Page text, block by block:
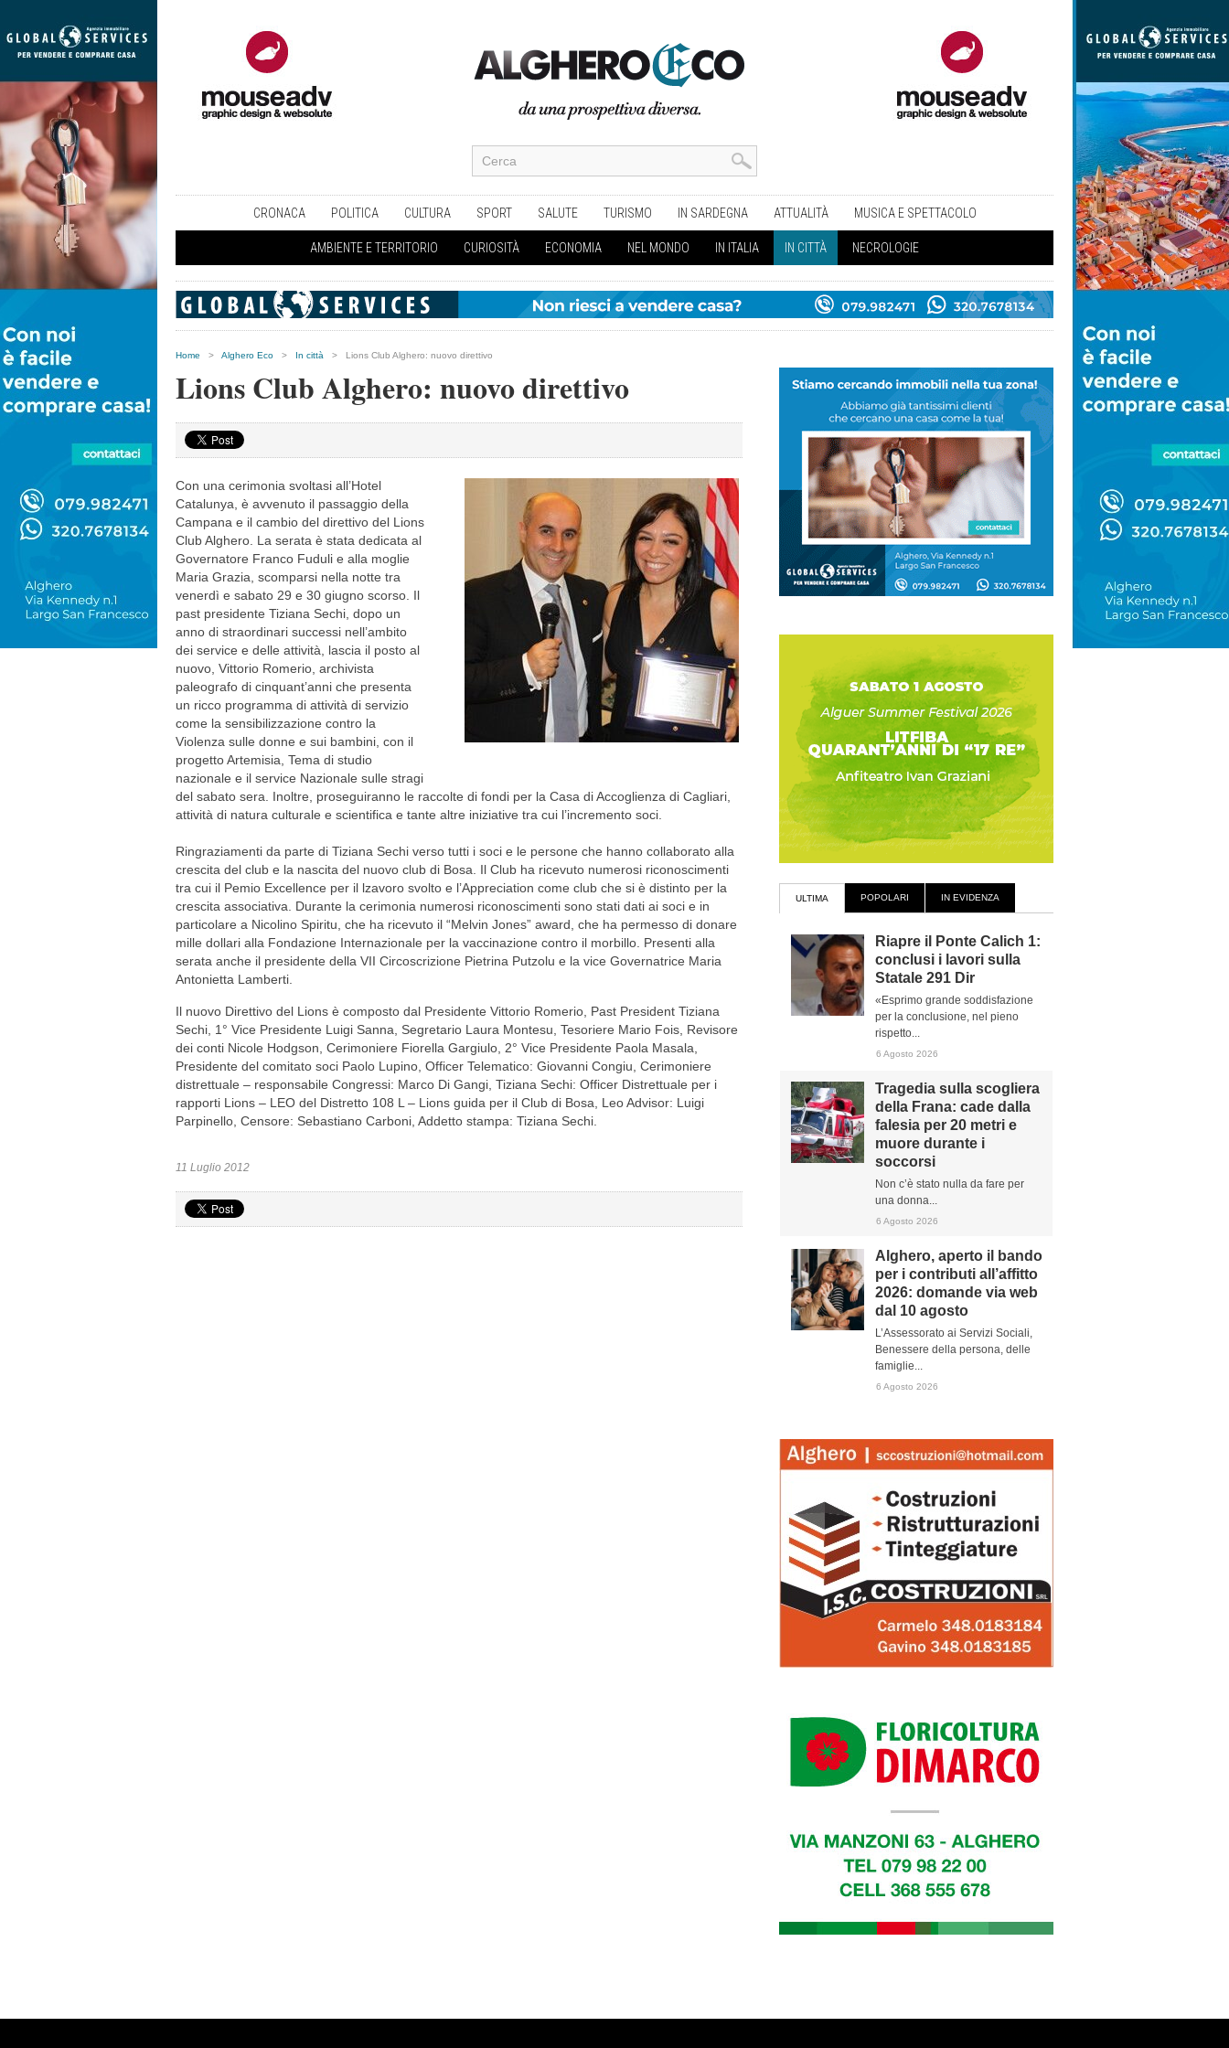
CRONACA POLITICA CULTURA SPORT SALUTE TURISMO IN SARDEGNA ATTUALITÀ MUSICA E SPETTACOLO
AMBIENTE E TERRITORIO CURIOSITÀ ECONOMIA NEL MONDO IN ITALIA IN CITTÀ NECROLOGIE
Home > Alghero Eco > In città > Lions Club Alghero: nuovo direttivo
Lions Club Alghero: nuovo direttivo
Con una cerimonia svoltasi all’Hotel
Catalunya, è avvenuto il passaggio della
Campana e il cambio del direttivo del Lions
Club Alghero. La serata è stata dedicata al
Governatore Franco Fuduli e alla moglie
Maria Grazia, scomparsi nella notte tra
venerdì e sabato 29 e 30 giugno scorso. Il
past presidente Tiziana Sechi , dopo un
anno di straordinari successi nell’ambito
dei service e delle attività, lascia il posto al
nuovo, Vittorio Romerio, archivista
paleografo di cinquant’anni che presenta
un ricco programma di attività di servizio
come la sensibilizzazione contro la
Violenza sulle donne e sui bambini, con il
progetto Artemisia, Tema di studio
nazionale e il service Nazionale sulle stragi
del sabato sera. Inoltre, proseguiranno le raccolte di fondi per la Casa di Accoglienza di Cagliari,
attività di natura culturale e scientifica e tante altre iniziative tra cui l’incremento soci.
Ringraziamenti da parte di Tiziana Sechi verso tutti i soci e le persone che hanno collaborato alla
crescita del club e la nascita del nuovo club di Bosa. Il Club ha ricevuto numerosi riconoscimenti
tra cui il Pemio Excellence per il lzavoro svolto e l’Appreciation come club che si è distinto per la
crescita associativa. Durante la cerimonia numerosi riconoscimenti sono stati dati ai soci e in
particolare a Nicolino Spiritu, che ha ricevuto il “Melvin Jones” award , che ha permesso di donare
mille dollari alla Fondazione Internazionale per la vaccinazione contro il morbillo. Presenti alla
serata anche il presidente della VII Circoscrizione Pietrina Putzolu e la vice Governatrice Maria
Antonietta Lamberti.
Il nuovo Direttivo del Lions è composto dal Presidente Vittorio Romerio, Past President Tiziana
Sechi, 1° Vice Presidente Luigi Sanna, Segretario Laura Montesu , Tesoriere Mario Fois, Revisore
dei conti Nicole Hodgson , Cerimoniere Fiorella Gargiulo , 2° Vice Presidente Paola Masala,
Presidente del comitato soci Paolo Lupino , Officer Telematico: Giovanni Congiu , Cerimoniere
distrettuale – responsabile Congressi: Marco Di Gangi , Tiziana Sechi: Officer Distrettuale per i
rapporti Lions – LEO del Distretto 108 L – Lions guida per il Club di Bosa , Leo Advisor: Luigi
Parpinello, Censore: Sebastiano Carboni , Addetto stampa: Tiziana Sechi
11 Luglio 2012
ULTIMA POPOLARI IN EVIDENZA
Riapre il Ponte Calich 1:
conclusi i lavori sulla
Statale 291 Dir
«Esprimo grande soddisfazione
per la conclusione, nel pieno
rispetto...
6 Agosto 2026
Tragedia sulla scogliera
della Frana: cade dalla
falesia per 20 metri e
muore durante i
soccorsi
Non c’è stato nulla da fare per
una donna...
6 Agosto 2026
Alghero, aperto il bando
per i contributi all’affitto
2026: domande via web
dal 10 agosto
L’Assessorato ai Servizi Sociali,
Benessere della persona, delle
famiglie...
6 Agosto 2026